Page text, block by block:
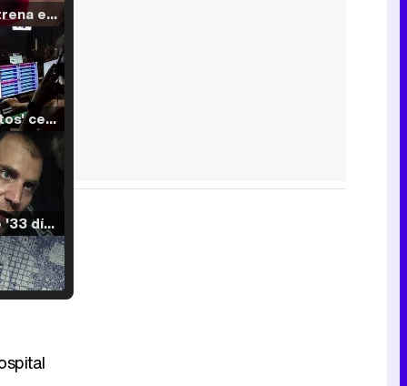
Filmin estrena el tráiler de 'Millennial Mal', su nueva comedia universitaria de la mano de Lorena Iglesias
'120 Minutos' celebra sus 2.000 programas en Telemadrid con un vídeo del día a día en la redacción
Tráiler de '33 días', la nueva serie de Atresplayer con Julián Villagrán y José Manuel Poga